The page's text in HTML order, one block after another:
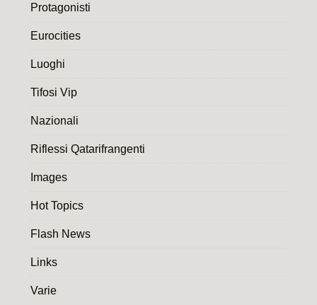
Protagonisti
Eurocities
Luoghi
Tifosi Vip
Nazionali
Riflessi Qatarifrangenti
Images
Hot Topics
Flash News
Links
Varie